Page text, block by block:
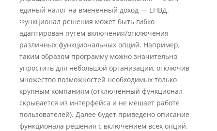
единый налог на вмененный доход — ЕНВД.
Функционал решения может быть гибко
адаптирован путем включения/отключения
различных функциональных опций. Например,
таким образом программу можно значительно
упростить для небольшой организации, отключив
множество возможностей необходимых только
крупным компаниям (отключенный функционал
скрывается из интерфейса и не мешает работе
пользователей). Далее будет приведено описание
функционала решения с включением всех опций.